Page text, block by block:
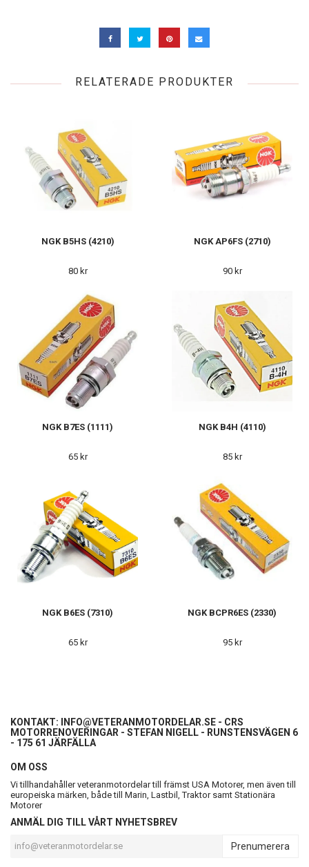
RELATERADE PRODUKTER
NGK B5HS (4210)
80 kr
NGK AP6FS (2710)
90 kr
NGK B7ES (1111)
65 kr
NGK B4H (4110)
85 kr
NGK B6ES (7310)
65 kr
NGK BCPR6ES (2330)
95 kr
KONTAKT: INFO@VETERANMOTORDELAR.SE - CRS
MOTORRENOVERINGAR - STEFAN NIGELL - RUNSTENSVÄGEN 6
- 175 61 JÄRFÄLLA
OM OSS
Vi tillhandahåller veteranmotordelar till främst USA Motorer, men även till
europeiska märken, både till Marin, Lastbil, Traktor samt Stationära
Motorer
ANMÄL DIG TILL VÅRT NYHETSBREV
Prenumerera